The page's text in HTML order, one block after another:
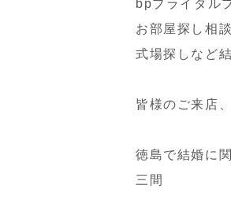
bpブライダ
お部屋探し相
式場探しなど
皆様のご来店
徳島で結婚に
三間